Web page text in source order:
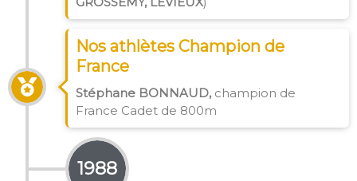
Nos athlètes Champion de
France
Stéphane BONNAUD, champion de
France Cadet de 800m
1988